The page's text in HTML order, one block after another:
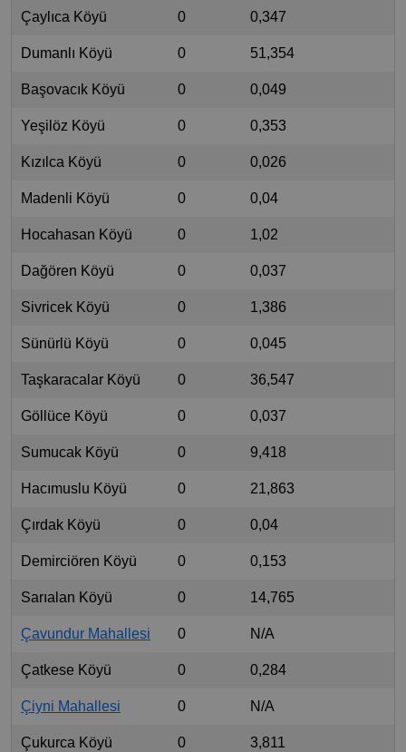
Çaylıca Köyü 0 0,347
Dumanlı Köyü 0 51,354
Başovacık Köyü 0 0,049
Yeşilöz Köyü 0 0,353
Kızılca Köyü 0 0,026
Madenli Köyü 0 0,04
Hocahasan Köyü 0 1,02
Dağören Köyü 0 0,037
Sivricek Köyü 0 1,386
Sünürlü Köyü 0 0,045
Taşkaracalar Köyü 0 36,547
Göllüce Köyü 0 0,037
Sumucak Köyü 0 9,418
Hacımuslu Köyü 0 21,863
Çırdak Köyü 0 0,04
Demirciören Köyü 0 0,153
Sarıalan Köyü 0 14,765
Çavundur Mahallesi 0 N/A
Çatkese Köyü 0 0,284
Çiyni Mahallesi 0 N/A
Çukurca Köyü 0 3,811